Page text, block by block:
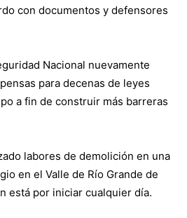
con documentos y defensores
Nacional nuevamente
para decenas de leyes
a fin de construir más barreras
labores de demolición en una
en el Valle de Río Grande de
está por iniciar cualquier día.